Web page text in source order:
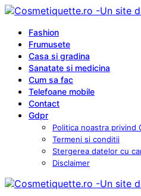
Fashion
Frumusete
Casa si gradina
Sanatate si medicina
Cum sa fac
Telefoane mobile
Contact
Gdpr
Politica noastra privind
Termeni si conditii
Stergerea datelor cu
Disclaimer